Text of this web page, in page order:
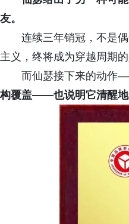
友。
连续三年销冠，不是
主义，终将成为穿越周期的
而仙瑟接下来的动作
构覆盖——也说明它清醒地